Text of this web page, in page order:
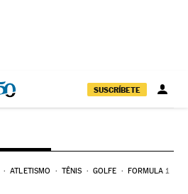
SUSCRÍBETE
ATLETISMO TÊNIS GOLFE FORMULA 1